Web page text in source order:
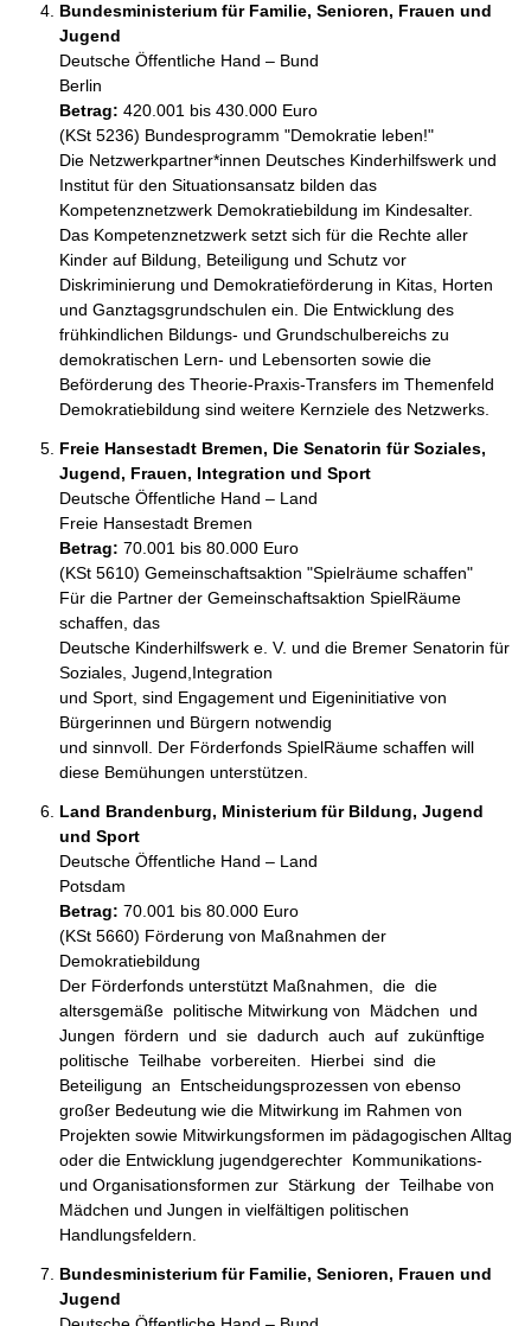
Bundesministerium für Familie, Senioren, Frauen und
Jugend
Deutsche Öffentliche Hand – Bund
Berlin
Betrag: 420.001 bis 430.000 Euro
(KSt 5236) Bundesprogramm "Demokratie leben!"
Die Netzwerkpartner*innen Deutsches Kinderhilfswerk und
Institut für den Situationsansatz bilden das
Kompetenznetzwerk Demokratiebildung im Kindesalter.
Das Kompetenznetzwerk setzt sich für die Rechte aller
Kinder auf Bildung, Beteiligung und Schutz vor
Diskriminierung und Demokratieförderung in Kitas, Horten
und Ganztagsgrundschulen ein. Die Entwicklung des
frühkindlichen Bildungs- und Grundschulbereichs zu
demokratischen Lern- und Lebensorten sowie die
Beförderung des Theorie-Praxis-Transfers im Themenfeld
Demokratiebildung sind weitere Kernziele des Netzwerks.
Freie Hansestadt Bremen, Die Senatorin für Soziales,
Jugend, Frauen, Integration und Sport
Deutsche Öffentliche Hand – Land
Freie Hansestadt Bremen
Betrag: 70.001 bis 80.000 Euro
(KSt 5610) Gemeinschaftsaktion "Spielräume schaffen"
Für die Partner der Gemeinschaftsaktion SpielRäume
schaffen, das
Deutsche Kinderhilfswerk e. V. und die Bremer Senatorin für
Soziales, Jugend,Integration
und Sport, sind Engagement und Eigeninitiative von
Bürgerinnen und Bürgern notwendig
und sinnvoll. Der Förderfonds SpielRäume schaffen will
diese Bemühungen unterstützen.
Land Brandenburg, Ministerium für Bildung, Jugend
und Sport
Deutsche Öffentliche Hand – Land
Potsdam
Betrag: 70.001 bis 80.000 Euro
(KSt 5660) Förderung von Maßnahmen der
Demokratiebildung
Der Förderfonds unterstützt Maßnahmen,  die  die
altersgemäße  politische Mitwirkung von  Mädchen  und
Jungen  fördern  und  sie  dadurch  auch  auf  zukünftige
politische  Teilhabe  vorbereiten.  Hierbei  sind  die
Beteiligung  an  Entscheidungsprozessen von ebenso
großer Bedeutung wie die Mitwirkung im Rahmen von
Projekten sowie Mitwirkungsformen im pädagogischen Alltag
oder die Entwicklung jugendgerechter  Kommunikations-
und Organisationsformen zur  Stärkung  der  Teilhabe von
Mädchen und Jungen in vielfältigen politischen
Handlungsfeldern.
Bundesministerium für Familie, Senioren, Frauen und
Jugend